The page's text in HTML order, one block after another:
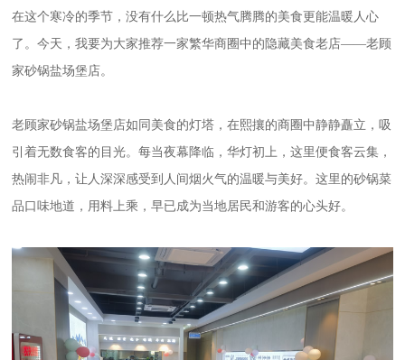
在这个寒冷的季节，没有什么比一顿热气腾腾的美食更能温暖人心
了。今天，我要为大家推荐一家繁华商圈中的隐藏美食老店——老顾
家砂锅盐场堡店。
老顾家砂锅盐场堡店如同美食的灯塔，在熙攘的商圈中静静矗立，吸
引着无数食客的目光。每当夜幕降临，华灯初上，这里便食客云集，
热闹非凡，让人深深感受到人间烟火气的温暖与美好。这里的砂锅菜
品口味地道，用料上乘，早已成为当地居民和游客的心头好。